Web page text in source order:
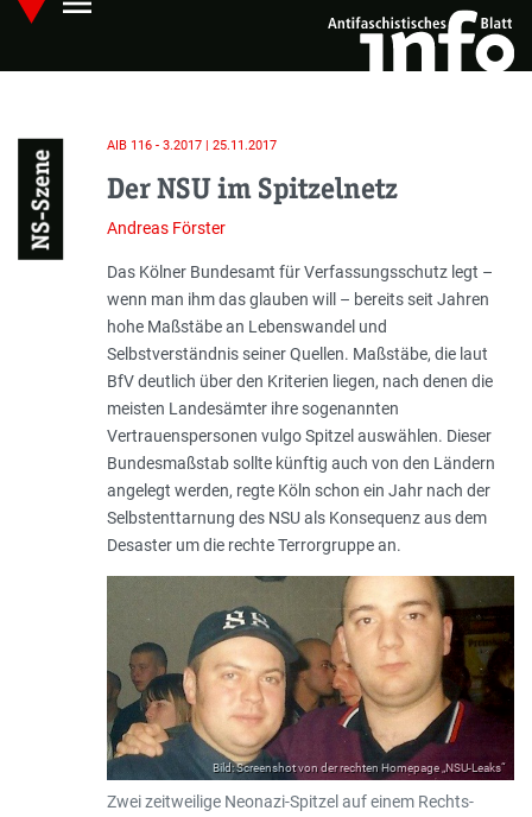
Skip
main
Hauptmenü öffnen
NS-Szene
AIB 116 - 3.2017 | 25.11.2017
Der NSU im Spitzelnetz
Andreas Förster
Einleitung
Das Kölner Bundesamt für Verfassungsschutz legt –
wenn man ihm das glauben will – bereits seit Jahren
hohe Maßstäbe an Lebenswandel und
Selbstverständnis seiner Quellen. Maßstäbe, die laut
BfV deutlich über den Kriterien liegen, nach denen die
meisten Landesämter ihre sogenannten
Vertrauenspersonen vulgo Spitzel auswählen. Dieser
Bundesmaßstab sollte künftig auch von den Ländern
angelegt werden, regte Köln schon ein Jahr nach der
Selbstenttarnung des NSU als Konsequenz aus dem
Desaster um die rechte Terrorgruppe an.
Bild: Screenshot von der rechten Homepage „NSU-Leaks“
Zwei zeitweilige Neonazi-Spitzel auf einem Rechts-